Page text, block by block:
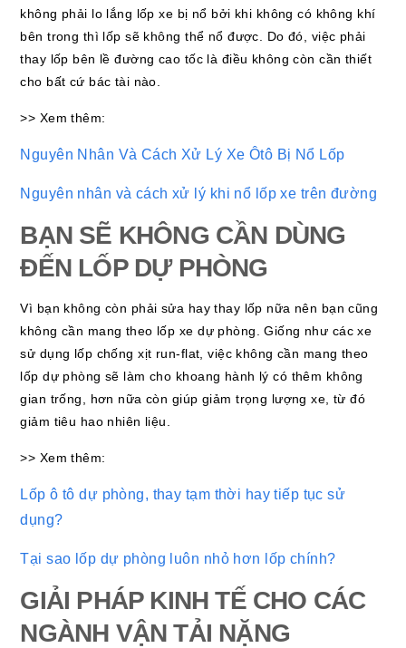
không phải lo lắng lốp xe bị nổ bởi khi không có không khí
bên trong thì lốp sẽ không thể nổ được. Do đó, việc phải
thay lốp bên lề đường cao tốc là điều không còn cần thiết
cho bất cứ bác tài nào.
>> Xem thêm:
Nguyên Nhân Và Cách Xử Lý Xe Ôtô Bị Nổ Lốp
Nguyên nhân và cách xử lý khi nổ lốp xe trên đường
BẠN SẼ KHÔNG CẦN DÙNG
ĐẾN LỐP DỰ PHÒNG
Vì bạn không còn phải sửa hay thay lốp nữa nên bạn cũng
không cần mang theo lốp xe dự phòng. Giống như các xe
sử dụng lốp chống xịt run-flat, việc không cần mang theo
lốp dự phòng sẽ làm cho khoang hành lý có thêm không
gian trống, hơn nữa còn giúp giảm trọng lượng xe, từ đó
giảm tiêu hao nhiên liệu.
>> Xem thêm:
Lốp ô tô dự phòng, thay tạm thời hay tiếp tục sử
dụng?
Tại sao lốp dự phòng luôn nhỏ hơn lốp chính?
GIẢI PHÁP KINH TẾ CHO CÁC
NGÀNH VẬN TẢI NẶNG